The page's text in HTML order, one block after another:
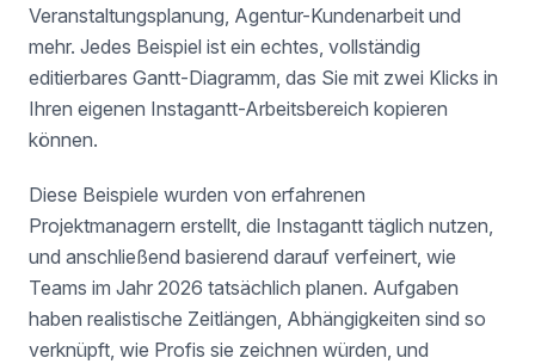
Veranstaltungsplanung, Agentur-Kundenarbeit und
mehr. Jedes Beispiel ist ein echtes, vollständig
editierbares Gantt-Diagramm, das Sie mit zwei Klicks in
Ihren eigenen Instagantt-Arbeitsbereich kopieren
können.
Diese Beispiele wurden von erfahrenen
Projektmanagern erstellt, die Instagantt täglich nutzen,
und anschließend basierend darauf verfeinert, wie
Teams im Jahr 2026 tatsächlich planen. Aufgaben
haben realistische Zeitlängen, Abhängigkeiten sind so
verknüpft, wie Profis sie zeichnen würden, und